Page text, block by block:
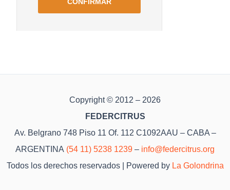
Copyright © 2012 – 2026
FEDERCITRUS
Av. Belgrano 748 Piso 11 Of. 112 C1092AAU – CABA –
ARGENTINA (54 11) 5238 1239 – info@federcitrus.org
Todos los derechos reservados | Powered by La Golondrina